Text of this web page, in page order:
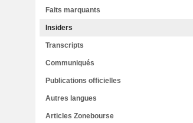
Faits marquants
Insiders
Transcripts
Communiqués
Publications officielles
Autres langues
Articles Zonebourse